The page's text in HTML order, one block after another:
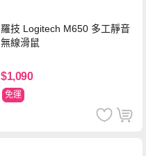
羅技 Logitech M650 多工靜音
無線滑鼠
$1,090
免運